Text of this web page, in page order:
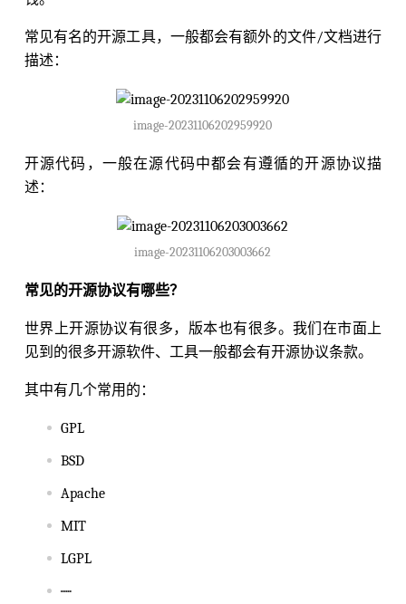
常见有名的开源工具，一般都会有额外的文件/文档进行
描述：
image-20231106202959920
开源代码，一般在源代码中都会有遵循的开源协议描
述：
image-20231106203003662
常见的开源协议有哪些？
世界上开源协议有很多，版本也有很多。我们在市面上
见到的很多开源软件、工具一般都会有开源协议条款。
其中有几个常用的：
GPL
BSD
Apache
MIT
LGPL
······